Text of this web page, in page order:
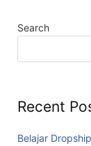
Search
Recent
Belajar